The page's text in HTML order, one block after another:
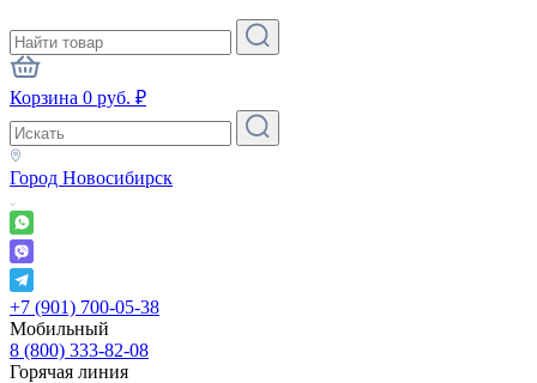
Корзина 0 руб. ₽
Город Новосибирск
+7 (901) 700-05-38
Мобильный
8 (800) 333-82-08
Горячая линия